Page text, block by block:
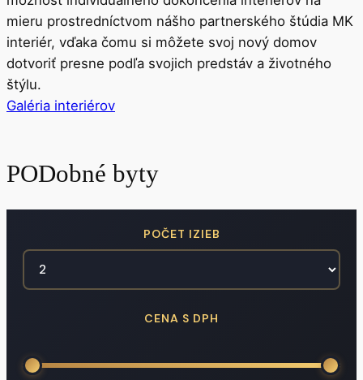
mieru prostredníctvom nášho partnerského štúdia MK
interiér, vďaka čomu si môžete svoj nový domov
dotvoriť presne podľa svojich predstáv a životného
štýlu.
Galéria interiérov
PODobné byty
POČET IZIEB
CENA S DPH